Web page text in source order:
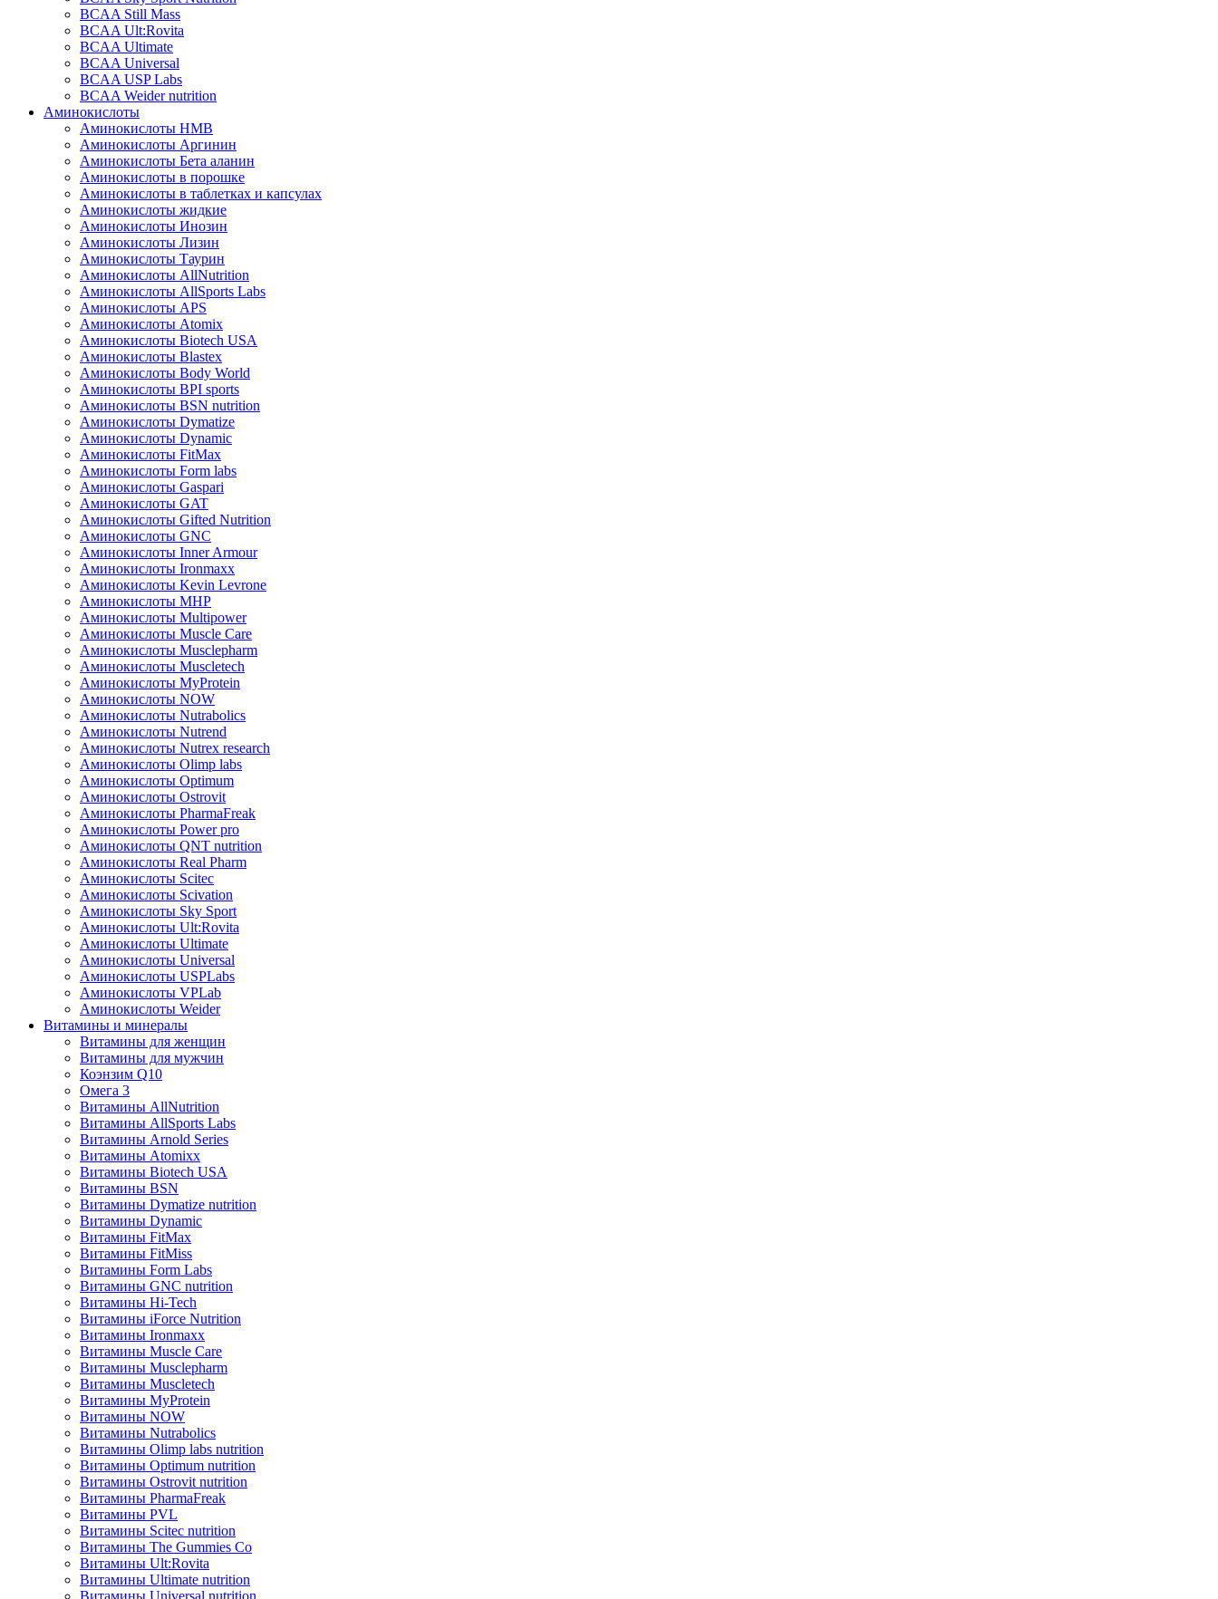
BCAA Still Mass
BCAA Ult:Rovita
BCAA Ultimate
BCAA Universal
BCAA USP Labs
BCAA Weider nutrition
Аминокислоты
Аминокислоты HMB
Аминокислоты Аргинин
Аминокислоты Бета аланин
Аминокислоты в порошке
Аминокислоты в таблетках и капсулах
Аминокислоты жидкие
Аминокислоты Инозин
Аминокислоты Лизин
Аминокислоты Таурин
Аминокислоты AllNutrition
Аминокислоты AllSports Labs
Аминокислоты APS
Аминокислоты Atomix
Аминокислоты Biotech USA
Аминокислоты Blastex
Аминокислоты Body World
Аминокислоты BPI sports
Аминокислоты BSN nutrition
Аминокислоты Dymatize
Аминокислоты Dynamic
Аминокислоты FitMax
Аминокислоты Form labs
Аминокислоты Gaspari
Аминокислоты GAT
Аминокислоты Gifted Nutrition
Аминокислоты GNC
Аминокислоты Inner Armour
Аминокислоты Ironmaxx
Аминокислоты Kevin Levrone
Аминокислоты MHP
Аминокислоты Multipower
Аминокислоты Muscle Care
Аминокислоты Musclepharm
Аминокислоты Muscletech
Аминокислоты MyProtein
Аминокислоты NOW
Аминокислоты Nutrabolics
Аминокислоты Nutrend
Аминокислоты Nutrex research
Аминокислоты Olimp labs
Аминокислоты Optimum
Аминокислоты Ostrovit
Аминокислоты PharmaFreak
Аминокислоты Power pro
Аминокислоты QNT nutrition
Аминокислоты Real Pharm
Аминокислоты Scitec
Аминокислоты Scivation
Аминокислоты Sky Sport
Аминокислоты Ult:Rovita
Аминокислоты Ultimate
Аминокислоты Universal
Аминокислоты USPLabs
Аминокислоты VPLab
Аминокислоты Weider
Витамины и минералы
Витамины для женщин
Витамины для мужчин
Коэнзим Q10
Омега 3
Витамины AllNutrition
Витамины AllSports Labs
Витамины Arnold Series
Витамины Atomixx
Витамины Biotech USA
Витамины BSN
Витамины Dymatize nutrition
Витамины Dynamic
Витамины FitMax
Витамины FitMiss
Витамины Form Labs
Витамины GNC nutrition
Витамины Hi-Tech
Витамины iForce Nutrition
Витамины Ironmaxx
Витамины Muscle Care
Витамины Musclepharm
Витамины Muscletech
Витамины MyProtein
Витамины NOW
Витамины Nutrabolics
Витамины Olimp labs nutrition
Витамины Optimum nutrition
Витамины Ostrovit nutrition
Витамины PharmaFreak
Витамины PVL
Витамины Scitec nutrition
Витамины The Gummies Co
Витамины Ult:Rovita
Витамины Ultimate nutrition
Витамины Universal nutrition